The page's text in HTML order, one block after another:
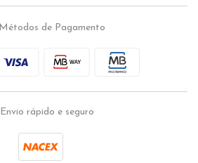
Métodos de Pagamento
Envio rápido e seguro